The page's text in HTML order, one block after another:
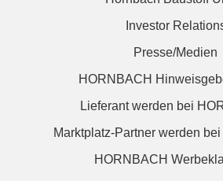
Investor
Presse/Medien
HORNBACH
Lieferant werden bei
Marktplatz-Partner werden
HORNBACH